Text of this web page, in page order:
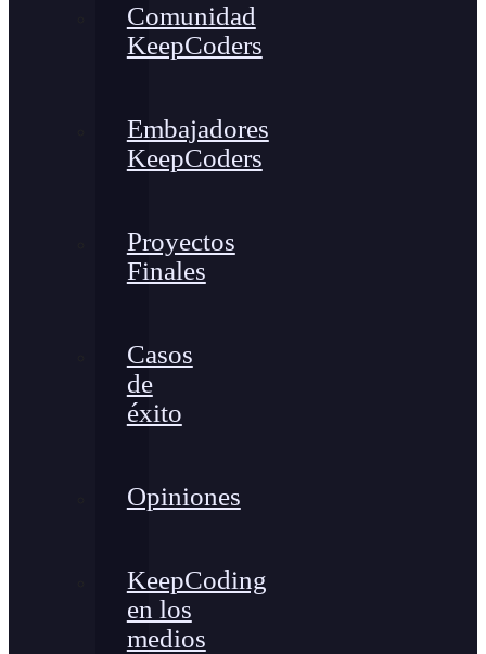
Comunidad
KeepCoders
Embajadores
KeepCoders
Proyectos
Finales
Casos
de
éxito
Opiniones
KeepCoding
en los
medios